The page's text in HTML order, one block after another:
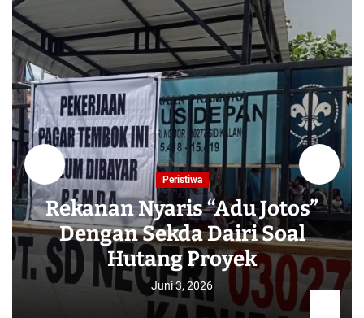
Peristiwa
Rekanan Nyaris “Adu Jotos”
Dengan Sekda Dairi Soal
Hutang Proyek
Juni 3, 2026